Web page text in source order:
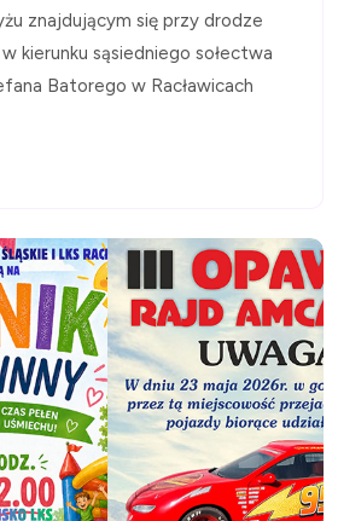
znajdującym się przy drodze
kierunku sąsiedniego sołectwa
Batorego w Racławicach